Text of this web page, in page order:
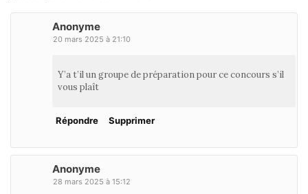
Anonyme
20 mars 2025 à 21:10
Y’a t’il un groupe de préparation pour ce concours s’il
vous plaît
Répondre Supprimer
Anonyme
28 mars 2025 à 15:12